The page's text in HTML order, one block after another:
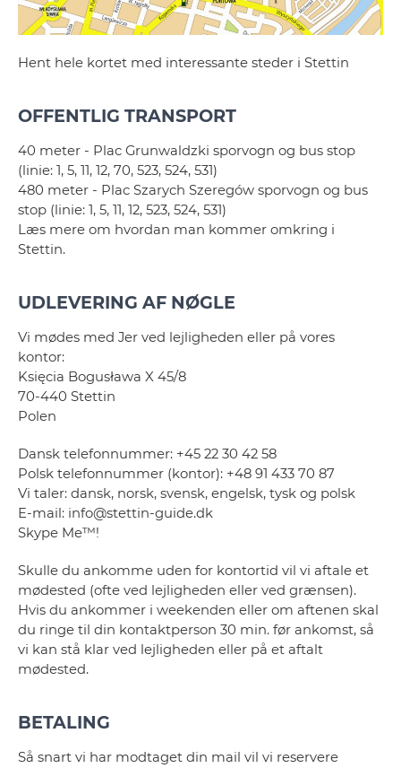
Hent hele kortet med interessante steder i Stettin
OFFENTLIG TRANSPORT
40 meter - Plac Grunwaldzki sporvogn og bus stop
(linie: 1, 5, 11, 12, 70, 523, 524, 531)
480 meter - Plac Szarych Szeregów sporvogn og bus
stop (linie: 1, 5, 11, 12, 523, 524, 531)
Læs mere om hvordan man kommer omkring i
Stettin.
UDLEVERING AF NØGLE
Vi mødes med Jer ved lejligheden eller på vores
kontor:
Księcia Bogusława X 45/8
70-440 Stettin
Polen
Dansk telefonnummer: +45 22 30 42 58
Polsk telefonnummer (kontor): +48 91 433 70 87
Vi taler: dansk, norsk, svensk, engelsk, tysk og polsk
E-mail: info@stettin-guide.dk
Skype Me™!
Skulle du ankomme uden for kontortid vil vi aftale et
mødested (ofte ved lejligheden eller ved grænsen).
Hvis du ankommer i weekenden eller om aftenen skal
du ringe til din kontaktperson 30 min. før ankomst, så
vi kan stå klar ved lejligheden eller på et aftalt
mødested.
BETALING
Så snart vi har modtaget din mail vil vi reservere